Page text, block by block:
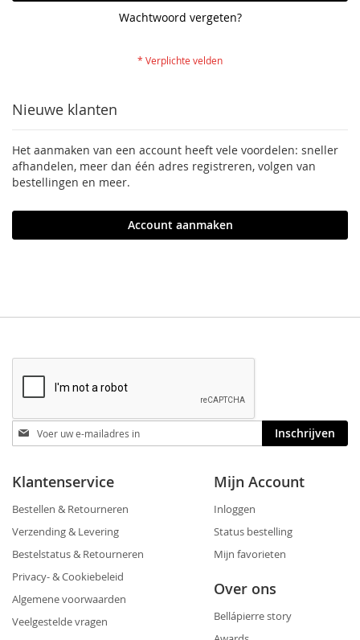
Wachtwoord vergeten?
Nieuwe klanten
Het aanmaken van een account heeft vele voordelen: sneller
afhandelen, meer dan één adres registreren, volgen van
bestellingen en meer.
Account aanmaken
Blijf
op
hoogte
Inschrijven
Klantenservice
Bestellen & Retourneren
Verzending & Levering
Bestelstatus & Retourneren
Privacy- & Cookiebeleid
Algemene voorwaarden
Veelgestelde vragen
Mijn Account
Inloggen
Status bestelling
Mijn favorieten
Over ons
Bellápierre story